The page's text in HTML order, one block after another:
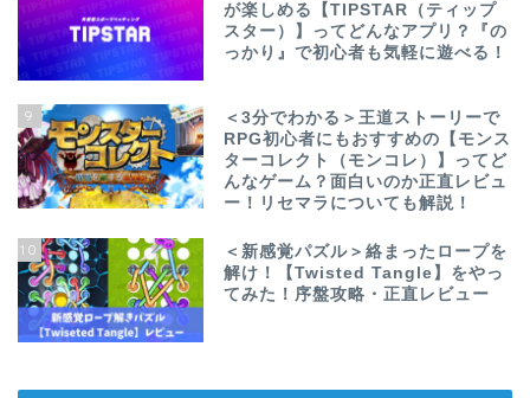
が楽しめる【TIPSTAR（ティップ
スター）】ってどんなアプリ？『の
っかり』で初心者も気軽に遊べる！
9
＜3分でわかる＞王道ストーリーで
RPG初心者にもおすすめの【モンス
ターコレクト（モンコレ）】ってど
んなゲーム？面白いのか正直レビュ
ー！リセマラについても解説！
10
＜新感覚パズル＞絡まったロープを
解け！【Twisted Tangle】をやっ
てみた！序盤攻略・正直レビュー